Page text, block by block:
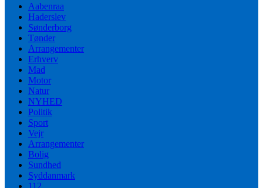
Aabenraa
Haderslev
Sønderborg
Tønder
Arrangementer
Erhverv
Mad
Motor
Natur
NYHED
Politik
Sport
Vejr
Arrangementer
Bolig
Sundhed
Syddanmark
112